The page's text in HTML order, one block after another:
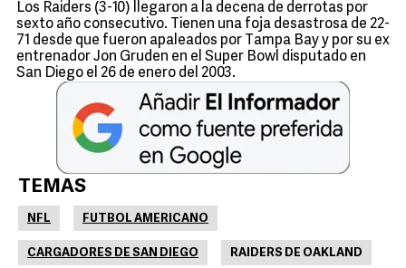
Los Raiders (3-10) llegaron a la decena de derrotas por
sexto año consecutivo. Tienen una foja desastrosa de 22-
71 desde que fueron apaleados por Tampa Bay y por su ex
entrenador Jon Gruden en el Super Bowl disputado en
San Diego el 26 de enero del 2003.
TEMAS
NFL FUTBOL AMERICANO
CARGADORES DE SAN DIEGO RAIDERS DE OAKLAND